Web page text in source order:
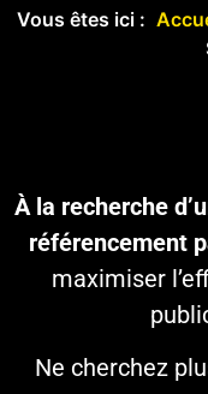
Vous êtes ici :
À la recherche
référencement
maximiser
Ne cherchez